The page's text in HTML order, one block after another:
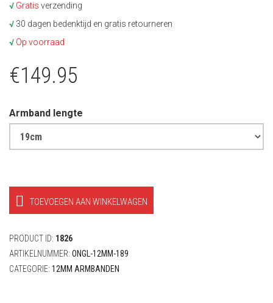
√ Gratis verzending
√ 30 dagen bedenktijd en gratis retourneren
√ Op voorraad
€149.95
Armband lengte
TOEVOEGEN AAN WINKELWAGEN
PRODUCT ID: 1826
ARTIKELNUMMER: ONGL-12MM-189
CATEGORIE: 12MM ARMBANDEN